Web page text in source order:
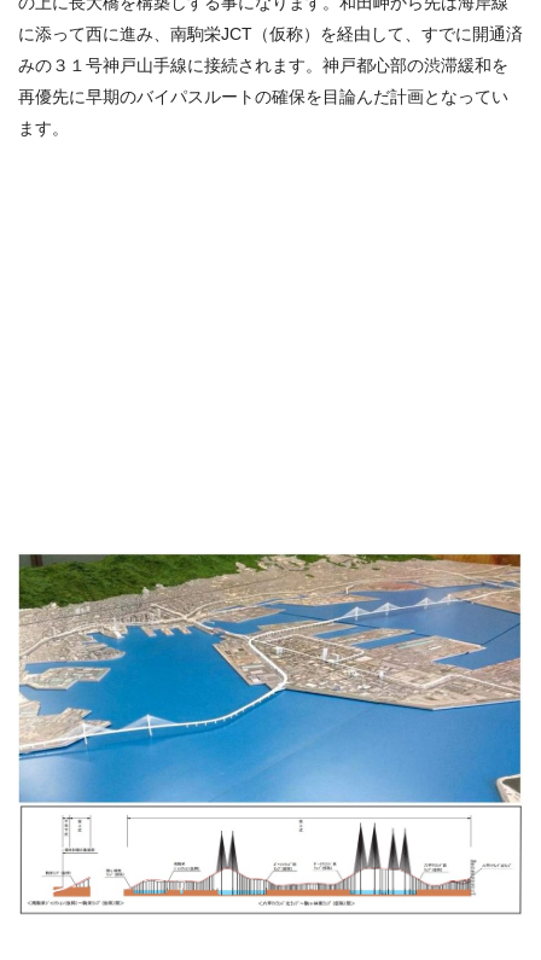
に添って西に進み、南駒栄JCT（仮称）を経由して、すでに開通済
みの３１号神戸山手線に接続されます。神戸都心部の渋滞緩和を
再優先に早期のバイパスルートの確保を目論んだ計画となってい
ます。